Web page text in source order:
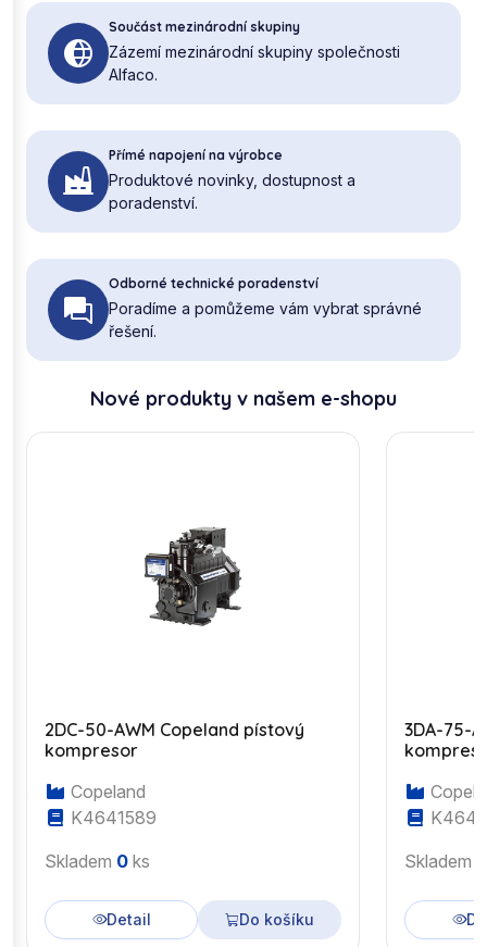
Součást mezinárodní skupiny
Zázemí mezinárodní skupiny společnosti
Alfaco.
Přímé napojení na výrobce
Produktové novinky, dostupnost a
poradenství.
Odborné technické poradenství
Poradíme a pomůžeme vám vybrat správné
řešení.
Nové produkty v našem e-shopu
2DC-50-AWM Copeland pístový
kompresor
Copeland
K4641589
Skladem 0 ks
Detail Do košíku
3DA-75-
Skladem